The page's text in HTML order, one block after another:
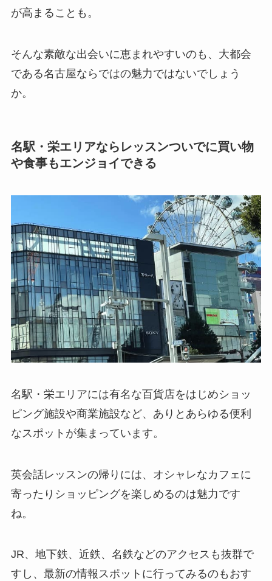
が高まることも。
そんな素敵な出会いに恵まれやすいのも、大都会
である名古屋ならではの魅力ではないでしょう
か。
名駅・栄エリアならレッスンついでに買い物
や食事もエンジョイできる
名駅・栄エリアには有名な百貨店をはじめショッ
ピング施設や商業施設など、ありとあらゆる便利
なスポットが集まっています。
英会話レッスンの帰りには、オシャレなカフェに
寄ったりショッピングを楽しめるのは魅力です
ね。
JR、地下鉄、近鉄、名鉄などのアクセスも抜群で
すし、最新の情報スポットに行ってみるのもおす